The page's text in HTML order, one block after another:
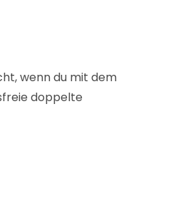
wenn du mit dem
doppelte